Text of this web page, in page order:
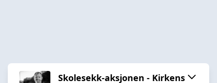
Skolesekk-aksjonen - Kirkens